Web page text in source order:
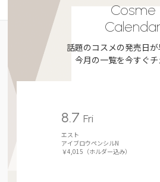
Cosme
話題のコスメの発売日が
今月の一覧を今すぐチ
8.7 Fri
エスト
アイブロウペンシルN
￥4,015（ホルダー込み）